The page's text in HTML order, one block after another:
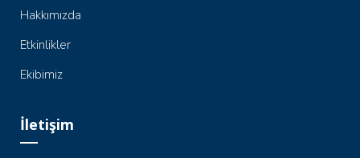
Hakkımızda
Etkinlikler
Ekibimiz
İletişim